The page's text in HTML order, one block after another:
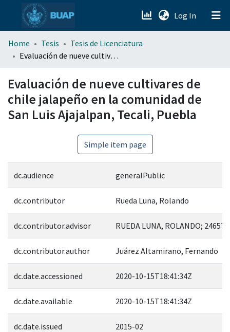
Log In (current)
menu.section.about_menu
Home Tesis
Tesis de Licenciatura
Evaluación de nueve cultivares de chile jalapeño en la comunidad de San Luis Ajajalpan, Tecali, Puebla
Evaluación de nueve cultivares de
chile jalapeño en la comunidad de
San Luis Ajajalpan, Tecali, Puebla
Simple item page
dc.audience generalPublic
dc.contributor Rueda Luna, Rolando
dc.contributor.advisor RUEDA LUNA, ROLANDO; 246574
dc.contributor.author Juárez Altamirano, Fernando
dc.date.accessioned 2020-10-15T18:41:34Z
dc.date.available 2020-10-15T18:41:34Z
dc.date.issued 2015-02